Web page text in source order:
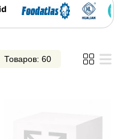
Товаров: 60